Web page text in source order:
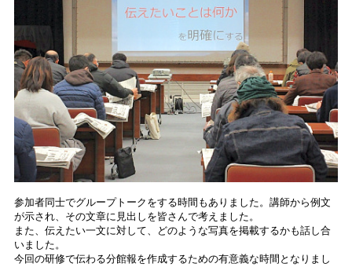
参加者同士でグループトークをする時間もありました。講師から例文
が示され、その文章に見出しを皆さんで考えました。
また、伝えたい一文に対して、どのような写真を掲載するかも話し合
いました。
今回の研修で伝わる分館報を作成するための有意義な時間となりまし